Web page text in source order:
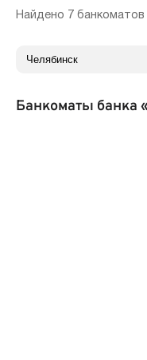
Найдено 7 банкоматов
Банкоматы банка